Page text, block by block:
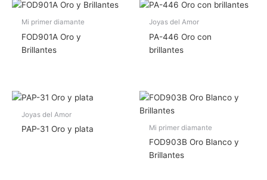
Mi primer diamante
FOD901A Oro y
Brillantes
Joyas del Amor
PA-446 Oro con
brillantes
Joyas del Amor
PAP-31 Oro y plata Mi primer diamante
FOD903B Oro Blanco y
Brillantes